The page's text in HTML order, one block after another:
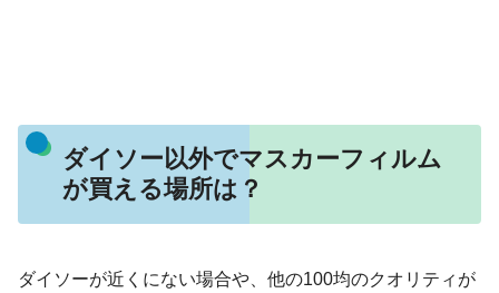
ダイソー以外でマスカーフィルム
が買える場所は？
ダイソーが近くにない場合や、他の100均のクオリティが